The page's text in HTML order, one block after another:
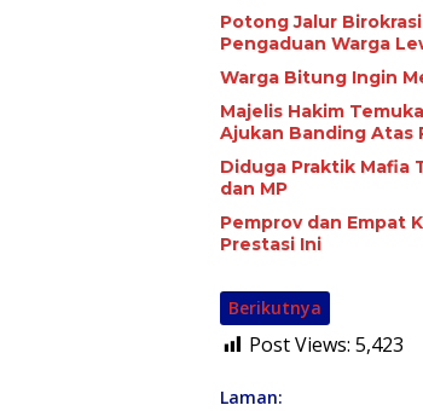
Potong Jalur
Pengaduan Warga
Warga Bitung Ingin
Majelis Hakim
Ajukan Banding Atas
Diduga Praktik Mafia
dan MP
Pemprov dan Empat
Prestasi Ini
Berikutnya
Post Views: 5,423
Laman: